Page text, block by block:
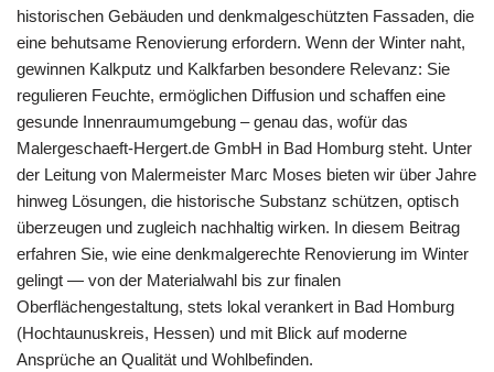
historischen Gebäuden und denkmalgeschützten Fassaden, die
eine behutsame Renovierung erfordern. Wenn der Winter naht,
gewinnen Kalkputz und Kalkfarben besondere Relevanz: Sie
regulieren Feuchte, ermöglichen Diffusion und schaffen eine
gesunde Innenraumumgebung – genau das, wofür das
Malergeschaeft-Hergert.de GmbH in Bad Homburg steht. Unter
der Leitung von Malermeister Marc Moses bieten wir über Jahre
hinweg Lösungen, die historische Substanz schützen, optisch
überzeugen und zugleich nachhaltig wirken. In diesem Beitrag
erfahren Sie, wie eine denkmalgerechte Renovierung im Winter
gelingt — von der Materialwahl bis zur finalen
Oberflächengestaltung, stets lokal verankert in Bad Homburg
(Hochtaunuskreis, Hessen) und mit Blick auf moderne
Ansprüche an Qualität und Wohlbefinden.